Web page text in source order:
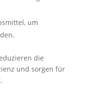
um
die
und sorgen für